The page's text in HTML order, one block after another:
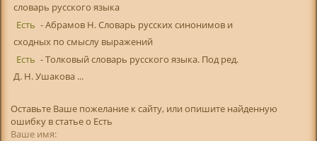
словарь русского языка
Есть - Абрамов Н. Словарь русских синонимов и
сходных по смыслу выражений
Есть - Толковый словарь русского языка. Под ред.
Д. Н. Ушакова ...
Оставьте Ваше пожелание к сайту, или опишите найденную
ошибку в статье о Есть
Ваше имя: